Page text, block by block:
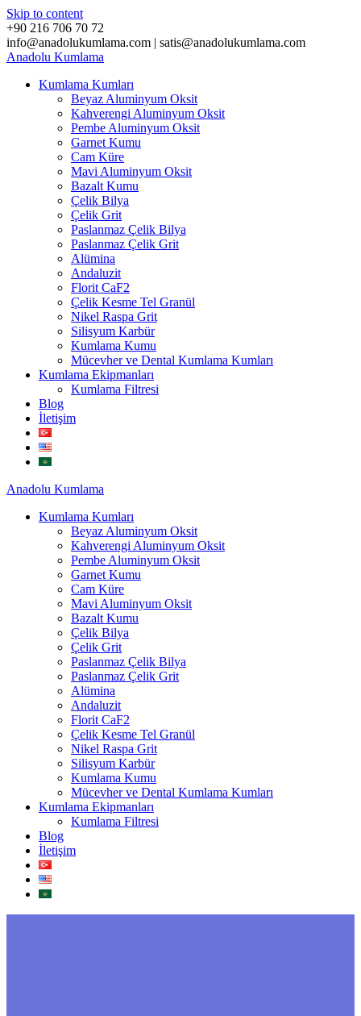
Skip to content
+90 216 706 70 72
info@anadolukumlama.com | satis@anadolukumlama.com
Anadolu Kumlama
Kumlama Kumları
Beyaz Aluminyum Oksit
Kahverengi Aluminyum Oksit
Pembe Aluminyum Oksit
Garnet Kumu
Cam Küre
Mavi Aluminyum Oksit
Bazalt Kumu
Çelik Bilya
Çelik Grit
Paslanmaz Çelik Bilya
Paslanmaz Çelik Grit
Alümina
Andaluzit
Florit CaF2
Çelik Kesme Tel Granül
Nikel Raspa Grit
Silisyum Karbür
Kumlama Kumu
Mücevher ve Dental Kumlama Kumları
Kumlama Ekipmanları
Kumlama Filtresi
Blog
İletişim
Anadolu Kumlama
Kumlama Kumları
Beyaz Aluminyum Oksit
Kahverengi Aluminyum Oksit
Pembe Aluminyum Oksit
Garnet Kumu
Cam Küre
Mavi Aluminyum Oksit
Bazalt Kumu
Çelik Bilya
Çelik Grit
Paslanmaz Çelik Bilya
Paslanmaz Çelik Grit
Alümina
Andaluzit
Florit CaF2
Çelik Kesme Tel Granül
Nikel Raspa Grit
Silisyum Karbür
Kumlama Kumu
Mücevher ve Dental Kumlama Kumları
Kumlama Ekipmanları
Kumlama Filtresi
Blog
İletişim